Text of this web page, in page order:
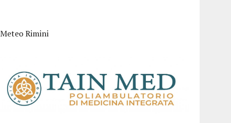
Meteo Rimini